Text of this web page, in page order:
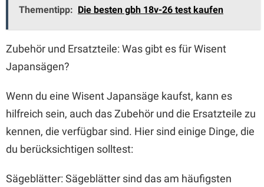
Thementipp: Die besten gbh 18v-26 test kaufen
Zubehör und Ersatzteile: Was gibt es für Wisent
Japansägen?
Wenn du eine Wisent Japansäge kaufst, kann es
hilfreich sein, auch das Zubehör und die Ersatzteile zu
kennen, die verfügbar sind. Hier sind einige Dinge, die
du berücksichtigen solltest:
Sägeblätter: Sägeblätter sind das am häufigsten